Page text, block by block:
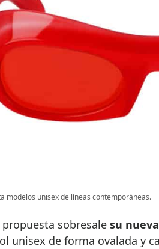
modelos unisex de líneas contemporáneas.
sobresale su
unisex de forma ovalada y